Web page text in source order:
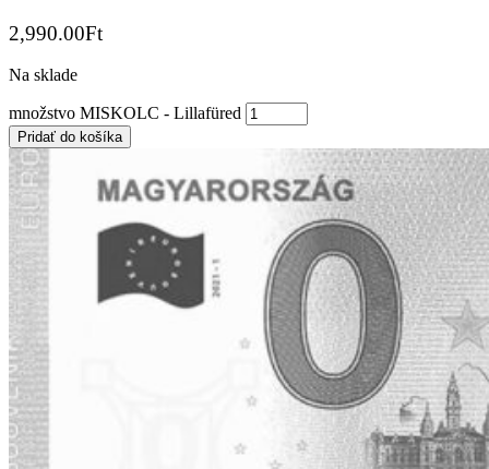
2,990.00Ft
Na sklade
množstvo MISKOLC - Lillafüred
Pridať do košíka